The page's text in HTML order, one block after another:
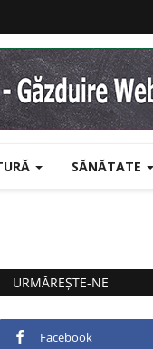
SĂNĂTATE
URMĂREȘTE-NE
Facebook